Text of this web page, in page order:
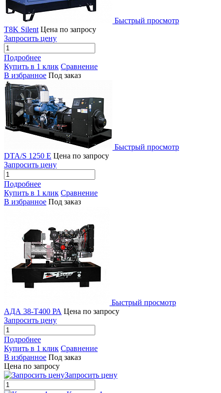
Быстрый просмотр
T8K Silent Цена по запросу
Запросить цену
Подробнее
Купить в 1 клик Сравнение
В избранное Под заказ
Быстрый просмотр
DTA/S 1250 E Цена по запросу
Запросить цену
Подробнее
Купить в 1 клик Сравнение
В избранное Под заказ
Быстрый просмотр
АДА 38-Т400 РА Цена по запросу
Запросить цену
Подробнее
Купить в 1 клик Сравнение
В избранное Под заказ
Цена по запросу
Запросить цену